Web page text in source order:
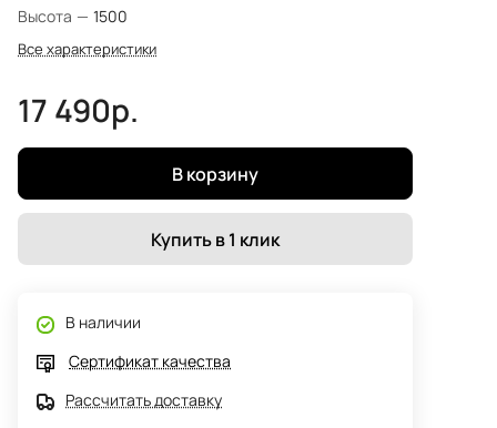
Высота — 1500
Все характеристики
17 490р.
В корзину
Купить в 1 клик
В наличии
Сертификат качества
Рассчитать доставку